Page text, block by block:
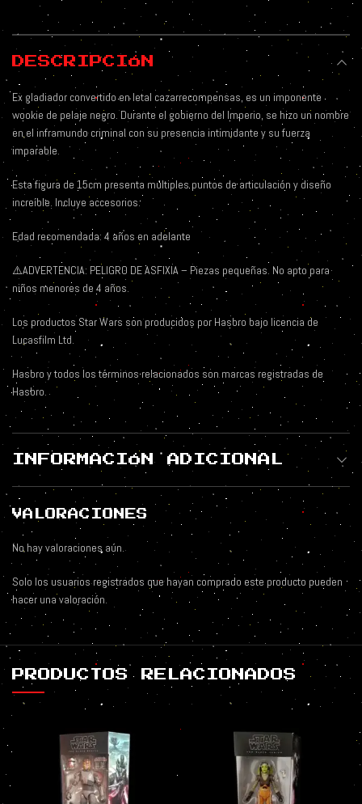
DESCRIPCIÓN
Ex gladiador convertido en letal cazarrecompensas, es un imponente
wookie de pelaje negro. Durante el gobierno del Imperio, se hizo un nombre
en el inframundo criminal con su presencia intimidante y su fuerza
imparable.
Esta figura de 15cm presenta múltiples puntos de articulación y diseño
increíble. Incluye accesorios.
Edad recomendada: 4 años en adelante
⚠️ADVERTENCIA: PELIGRO DE ASFIXIA – Piezas pequeñas. No apto para
niños menores de 4 años.
Los productos Star Wars son producidos por Hasbro bajo licencia de
Lucasfilm Ltd.
Hasbro y todos los términos relacionados son marcas registradas de
Hasbro.
INFORMACIÓN ADICIONAL
VALORACIONES
No hay valoraciones aún.
Solo los usuarios registrados que hayan comprado este producto pueden
hacer una valoración.
PRODUCTOS RELACIONADOS